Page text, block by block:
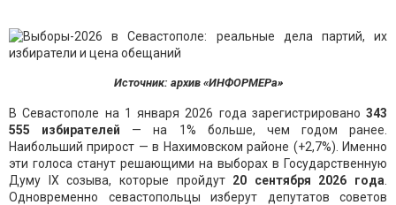
Источник: архив «ИНФОРМЕРа»
В Севастополе на 1 января 2026 года зарегистрировано 343
555 избирателей — на 1% больше, чем годом ранее.
Наибольший прирост — в Нахимовском районе (+2,7%). Именно
эти голоса станут решающими на выборах в Государственную
Думу IX созыва, которые пройдут 20 сентября 2026 года
Одновременно севастопольцы изберут депутатов советов